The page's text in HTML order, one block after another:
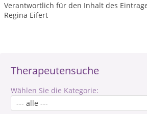
Therapeutensuche
Wählen Sie die Kategorie:
Verantwortlich für den Inhalt des
Regina Eifert